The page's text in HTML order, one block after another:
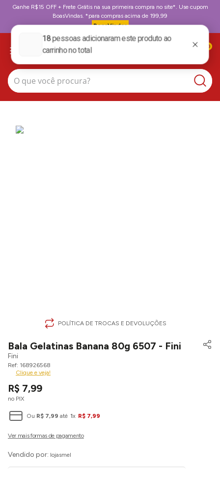
Ganhe R$15 OFF + Frete Grátis na sua primeira compra no site*. Use cupom
BoasVindas. *para compras acima de 199,99
BoasVindas
0
O que você procura?
POLÍTICA DE TROCAS E DEVOLUÇÕES
Bala Gelatinas Banana 80g 6507 - Fini
Fini
168926568
Clique e veja!
R$ 7,99
no PIX
Ou R$ 7,99 até 1x R$ 7,99
Vendido por: lojasmel